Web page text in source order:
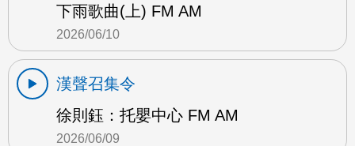
下雨歌曲(上) FM AM
2026/06/10
漢聲召集令
徐則鈺：托嬰中心 FM AM
2026/06/09